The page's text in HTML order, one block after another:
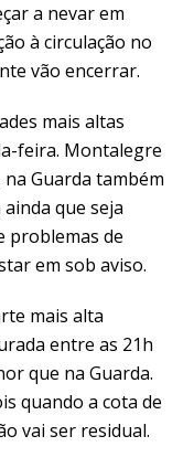
a nevar em
à circulação no
vão encerrar.
mais altas
feira. Montalegre
Guarda também
que seja
problemas de
em sob aviso.
mais alta
entre as 21h
que na Guarda.
quando a cota de
vai ser residual.